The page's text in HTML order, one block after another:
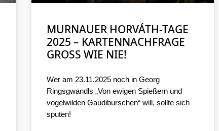
MURNAUER HORVÁTH-TAGE
2025 – KARTENNACHFRAGE
GROSS WIE NIE!
Wer am 23.11.2025 noch in Georg
Ringsgwandls „Von ewigen Spießern und
vogelwilden Gaudiburschen“ will, sollte sich
sputen!